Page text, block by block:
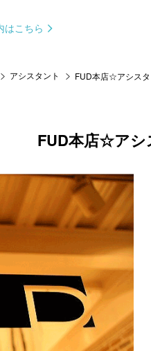
はこちら
アシスタント FUD本店☆アシスタ
FUD本店☆アシ